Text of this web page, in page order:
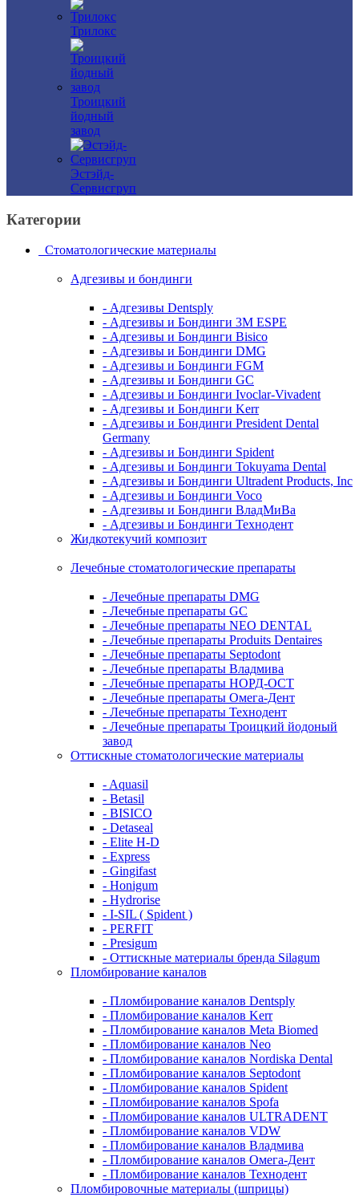
Трилокс
Троицкий
йодный
завод
Эстэйд-
Сервисгруп
Категории
Стоматологические материалы
Адгезивы и бондинги
- Адгезивы Dentsply
- Адгезивы и Бондинги 3M ESPE
- Адгезивы и Бондинги Bisico
- Адгезивы и Бондинги DMG
- Адгезивы и Бондинги FGM
- Адгезивы и Бондинги GC
- Адгезивы и Бондинги Ivoclar-Vivadent
- Адгезивы и Бондинги Kerr
- Адгезивы и Бондинги President Dental
Germany
- Адгезивы и Бондинги Spident
- Адгезивы и Бондинги Tokuyama Dental
- Адгезивы и Бондинги Ultradent Products, Inc
- Адгезивы и Бондинги Voco
- Адгезивы и Бондинги ВладМиВа
- Адгезивы и Бондинги Технодент
Жидкотекучий композит
Лечебные стоматологические препараты
- Лечебные препараты DMG
- Лечебные препараты GC
- Лечебные препараты NEO DENTAL
- Лечебные препараты Produits Dentaires
- Лечебные препараты Septodont
- Лечебные препараты Владмива
- Лечебные препараты НОРД-ОСТ
- Лечебные препараты Омега-Дент
- Лечебные препараты Технодент
- Лечебные препараты Троицкий йодоный
завод
Оттискные стоматологические материалы
- Aquasil
- Betasil
- BISICO
- Detaseal
- Elite H-D
- Express
- Gingifast
- Honigum
- Hydrorise
- I-SIL ( Spident )
- PERFIT
- Presigum
- Оттискные материалы бренда Silagum
Пломбирование каналов
- Пломбирование каналов Dentsply
- Пломбирование каналов Kerr
- Пломбирование каналов Meta Biomed
- Пломбирование каналов Neo
- Пломбирование каналов Nordiska Dental
- Пломбирование каналов Septodont
- Пломбирование каналов Spident
- Пломбирование каналов Spofa
- Пломбирование каналов ULTRADENT
- Пломбирование каналов VDW
- Пломбирование каналов Владмива
- Пломбирование каналов Омега-Дент
- Пломбирование каналов Технодент
Пломбировочные материалы (шприцы)